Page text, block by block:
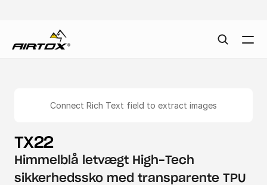
Connect Rich Text field to extract images
TX22
Himmelblå letvægt High-Tech
sikkerhedssko med transparente TPU